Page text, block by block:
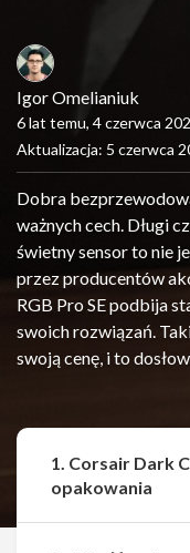
Igor Omelianiuk
6 lat temu, 4 czerwca
Aktualizacja: 5 czerwca
Dobra
ważnych cech. Długi
świetny sensor to nie
przez producentów
RGB Pro SE podbija
swoich rozwiązań.
swoją cenę, i to
1. Corsair Dark
opakowania